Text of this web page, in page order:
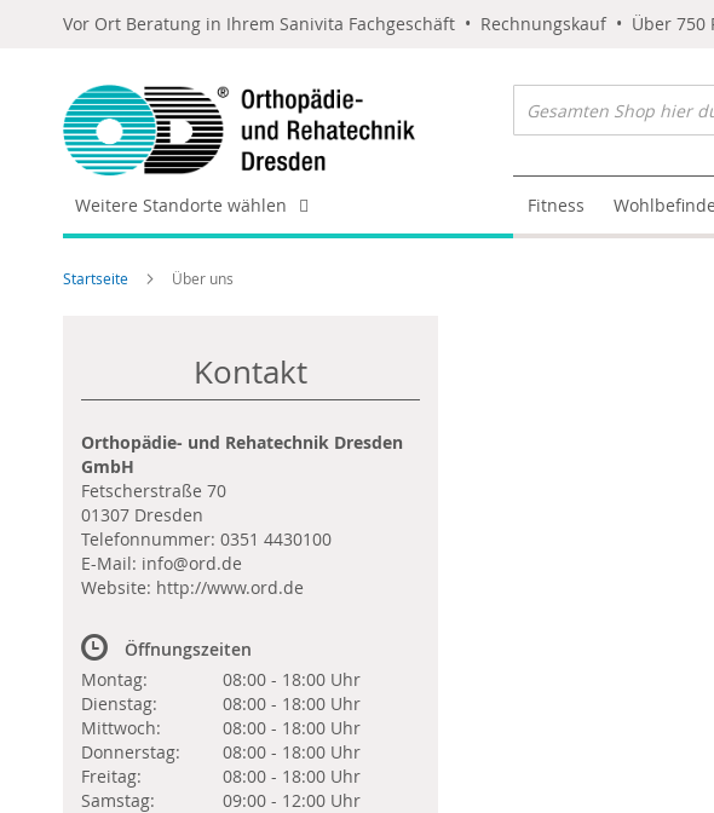
Vor Ort Beratung in Ihrem Sanivita Fachgeschäft • Rechnungskauf • Über
Weitere Standorte wählen Fitness
Startseite Über uns
Kontakt
Orthopädie- und Rehatechnik Dresden
GmbH
Fetscherstraße 70
01307 Dresden
Telefonnummer: 0351 4430100
E-Mail: info@ord.de
Website: http://www.ord.de
Öffnungszeiten
Montag:
08:00 - 18:00 Uhr
Dienstag:
08:00 - 18:00 Uhr
Mittwoch:
08:00 - 18:00 Uhr
Donnerstag:
08:00 - 18:00 Uhr
Freitag:
08:00 - 18:00 Uhr
Samstag:
09:00 - 12:00 Uhr